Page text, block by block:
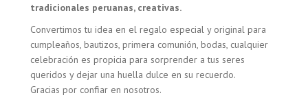
tradicionales peruanas, creativas.
Convertimos tu idea en el regalo especial y original para
cumpleaños, bautizos, primera comunión, bodas, cualquier
celebración es propicia para sorprender a tus seres
queridos y dejar una huella dulce en su recuerdo.
Gracias por confiar en nosotros.